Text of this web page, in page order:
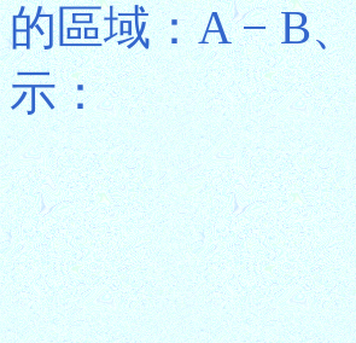
的區域：A − B
示：